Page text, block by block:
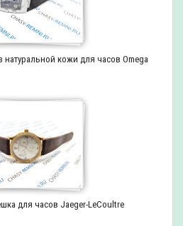
натуральной кожи для часов Omega
для часов Jaeger-LeCoultre